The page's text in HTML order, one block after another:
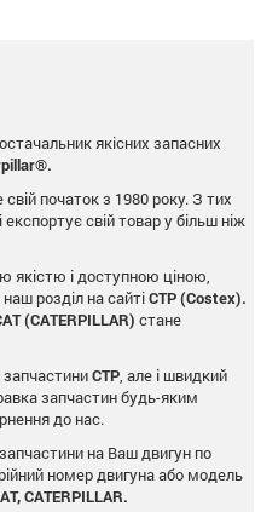
якісних запасних
свій початок з 1980 року. З тих
свій товар у більш ніж
якістю і доступною ціною,
розділ на сайтіCTP (Costex).
(CATERPILLAR) стане
запчастиниCTP , але і швидкий
запчастин будь-яким
до нас.
запчастини на Ваш двигун по
номер двигуна або модель
CATERPILLAR.